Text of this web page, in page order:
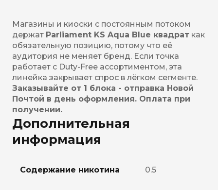
Магазины и киоски с постоянным потоком
держат Parliament KS Aqua Blue квадрат как
обязательную позицию, потому что её
аудитория не меняет бренд. Если точка
работает с Duty-Free ассортиментом, эта
линейка закрывает спрос в лёгком сегменте.
Заказывайте от 1 блока - отправка Новой
Почтой в день оформления. Оплата при
получении.
Дополнительная
информация
Содержание никотина 0.5